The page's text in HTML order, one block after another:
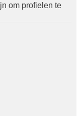
om profielen te